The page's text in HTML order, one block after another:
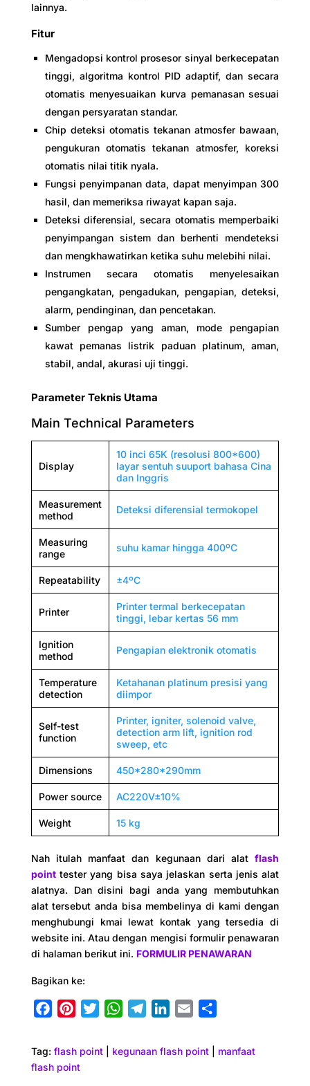
lainnya.
Fitur
Mengadopsi kontrol prosesor sinyal berkecepatan
tinggi, algoritma kontrol PID adaptif, dan secara
otomatis menyesuaikan kurva pemanasan sesuai
dengan persyaratan standar.
Chip deteksi otomatis tekanan atmosfer bawaan,
pengukuran otomatis tekanan atmosfer, koreksi
otomatis nilai titik nyala.
Fungsi penyimpanan data, dapat menyimpan 300
hasil, dan memeriksa riwayat kapan saja.
Deteksi diferensial, secara otomatis memperbaiki
penyimpangan sistem dan berhenti mendeteksi
dan mengkhawatirkan ketika suhu melebihi nilai.
Instrumen secara otomatis menyelesaikan
pengangkatan, pengadukan, pengapian, deteksi,
alarm, pendinginan, dan pencetakan.
Sumber pengap yang aman, mode pengapian
kawat pemanas listrik paduan platinum, aman,
stabil, andal, akurasi uji tinggi.
Parameter Teknis Utama
Main Technical Parameters
Display
10 inci 65K (resolusi 800*600)
layar sentuh suuport bahasa Cina
dan Inggris
Measurement
method
Deteksi diferensial termokopel
Measuring
range
suhu kamar hingga 400ºC
Repeatability ±4ºC
Printer
Printer termal berkecepatan
tinggi, lebar kertas 56 mm
Ignition
method
Pengapian elektronik otomatis
Temperature
detection
Ketahanan platinum presisi yang
diimpor
Self-test
function
Printer, igniter, solenoid valve,
detection arm lift, ignition rod
sweep, etc
Dimensions 450*280*290mm
Power source AC220V±10%
Weight 15 kg
Nah itulah manfaat dan kegunaan dari alatflash
pointtester yang bisa saya jelaskan serta jenis alat
alatnya. Dan disini bagi anda yang membutuhkan
alat tersebut anda bisa membelinya di kami dengan
menghubungi kmai lewat kontak yang tersedia di
website ini. Atau dengan mengisi formulir penawaran
di halaman berikut ini. FORMULIR PENAWARAN
Bagikan ke:
c
e
t
W
a
Tag: flash point| kegunaan flash point| manfaat
flash point